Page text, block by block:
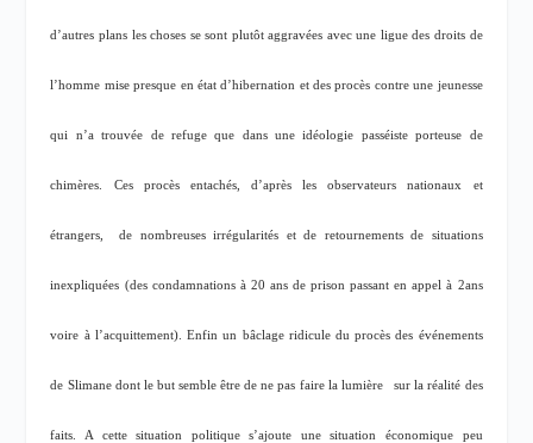
d’autres plans les choses se sont plutôt aggravées avec une ligue des droits de
l’homme mise presque en état d’hibernation et des procès contre une jeunesse
qui n’a trouvée de refuge que dans une idéologie passéiste porteuse de
chimères. Ces procès entachés, d’après les observateurs nationaux et
étrangers, de nombreuses irrégularités et de retournements de situations
inexpliquées (des condamnations à 20 ans de prison passant en appel à 2ans
voire à l’acquittement). Enfin un bâclage ridicule du procès des événements
de Slimane dont le but semble être de ne pas faire la lumière sur la réalité des
faits. A cette situation politique s’ajoute une situation économique peu